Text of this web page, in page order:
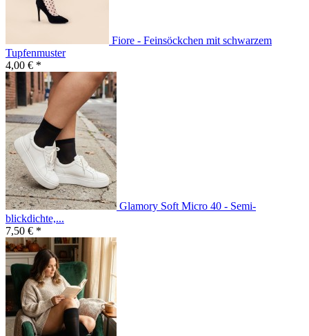
Fiore - Feinsöckchen mit schwarzem
Tupfenmuster
4,00 € *
Glamory Soft Micro 40 - Semi-
blickdichte,...
7,50 € *